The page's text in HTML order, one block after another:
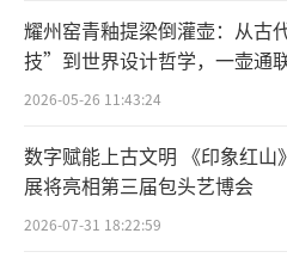
我与庄寿红是同行
交已将近六十多年，经
艺术思潮的激荡沉浮，
和艺术创作的艰辛体验
相近的艺术观念和追求
家和益友。
耀州窑青釉提梁倒灌壶：从古
技”到世界设计哲学，一壶通
宇宙
2026-05-26 11:43:24
数字赋能上古文明 《印象红山
展将亮相第三届包头艺博会
2026-07-31 18:22:59